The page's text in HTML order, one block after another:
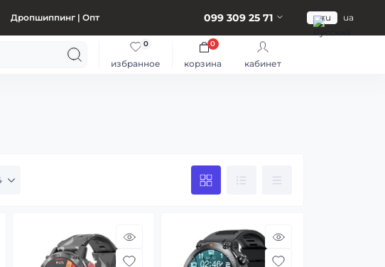
Дропшиппинг | Опт 099 309 25 71 ru ua
избранное
0
корзина
0
кабинет